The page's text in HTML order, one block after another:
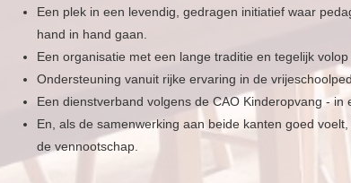
Een plek in een levendig, gedragen initiatief waar
hand in hand gaan.
Een organisatie met een lange traditie en tegelijk volop
Ondersteuning vanuit rijke ervaring in de
Een dienstverband volgens de CAO Kinderopvang - in
En, als de samenwerking aan beide kanten goed
de vennootschap.